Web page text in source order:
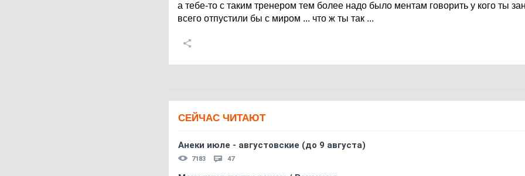
а тебе-то с таким тренером тем более надо было ментам говорить у кого ты
всего отпустили бы с миром ... что ж ты так ...
СЕЙЧАС ЧИТАЮТ
Анеки июле - августовские (до 9 августа)
7183 47